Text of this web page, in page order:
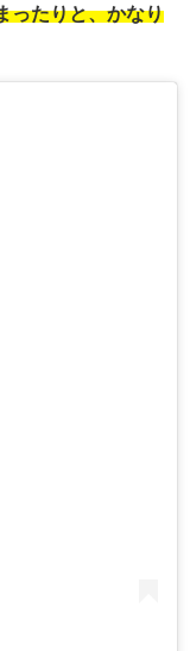
ったりと、かなり